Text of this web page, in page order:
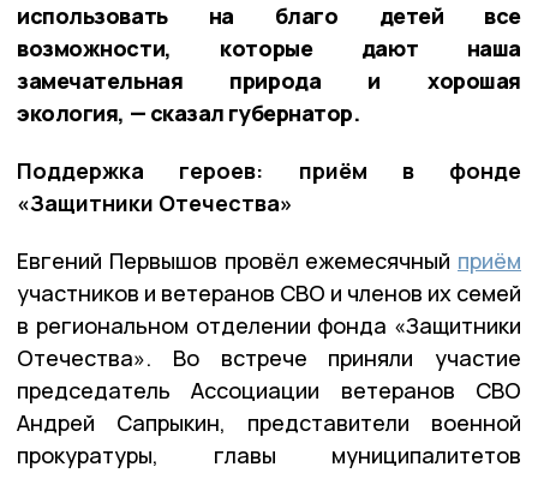
использовать на благо детей все
возможности, которые дают наша
замечательная природа и хорошая
экология, — сказал губернатор.
Поддержка героев: приём в фонде
«Защитники Отечества»
Евгений Первышов провёл ежемесячный приём
участников и ветеранов СВО и членов их семей
в региональном отделении фонда «Защитники
Отечества». Во встрече приняли участие
председатель Ассоциации ветеранов СВО
Андрей Сапрыкин, представители военной
прокуратуры, главы муниципалитетов